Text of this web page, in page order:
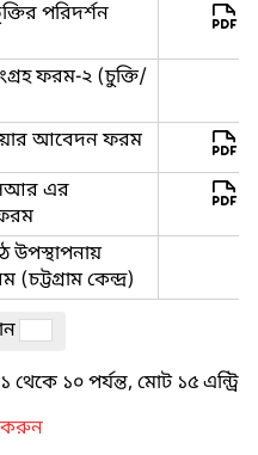
পরিদর্শন
ফরম-২ (চুক্তি/
আবেদন ফরম
এর
উপস্থাপনায়
কেন্দ্র)
থেকে ১০ পর্যন্ত, মোট ১৫ এন্ট্রি
করুন